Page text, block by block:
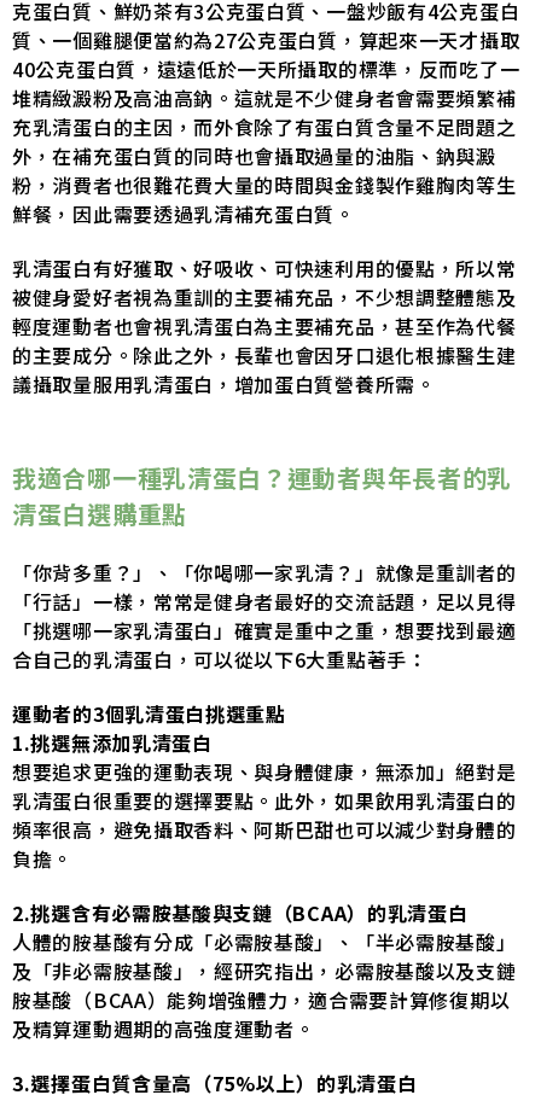
克蛋白質、鮮奶茶有3公克蛋白質、一盤炒飯有4公克蛋白
質、一個雞腿便當約為27公克蛋白質，算起來一天才攝取
40公克蛋白質，遠遠低於一天所攝取的標準，反而吃了一
堆精緻澱粉及高油高鈉。這就是不少健身者會需要頻繁補
充乳清蛋白的主因，而外食除了有蛋白質含量不足問題之
外，在補充蛋白質的同時也會攝取過量的油脂、鈉與澱
粉，消費者也很難花費大量的時間與金錢製作雞胸肉等生
鮮餐，因此需要透過乳清補充蛋白質。
乳清蛋白有好獲取、好吸收、可快速利用的優點，所以常
被健身愛好者視為重訓的主要補充品，不少想調整體態及
輕度運動者也會視乳清蛋白為主要補充品，甚至作為代餐
的主要成分。除此之外，長輩也會因牙口退化根據醫生建
議攝取量服用乳清蛋白，增加蛋白質營養所需。
我適合哪一種乳清蛋白？運動者與年長者的乳
清蛋白選購重點
「你背多重？」、「你喝哪一家乳清？」就像是重訓者的
「行話」一樣，常常是健身者最好的交流話題，足以見得
「挑選哪一家乳清蛋白」確實是重中之重，想要找到最適
合自己的乳清蛋白，可以從以下6大重點著手：
運動者的3個乳清蛋白挑選重點
1.挑選無添加乳清蛋白
想要追求更強的運動表現、與身體健康，無添加」絕對是
乳清蛋白很重要的選擇要點。此外，如果飲用乳清蛋白的
頻率很高，避免攝取香料、阿斯巴甜也可以減少對身體的
負擔。
2.挑選含有必需胺基酸與支鏈（BCAA）的乳清蛋白
人體的胺基酸有分成「必需胺基酸」、「半必需胺基酸」
及「非必需胺基酸」，經研究指出，必需胺基酸以及支鏈
胺基酸（BCAA）能夠增強體力，適合需要計算修復期以
及精算運動週期的高強度運動者。
3.選擇蛋白質含量高（75%以上）的乳清蛋白